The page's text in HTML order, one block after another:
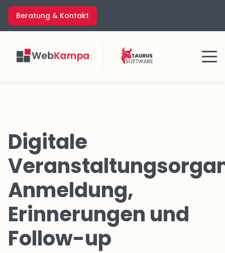
Zum
Inhalt
springen
Beratung & Kontakt
Menü
Digitale
Anmeldung,
Erinnerungen und
Follow-up